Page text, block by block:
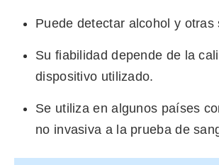
Puede detectar alcohol y otras
Su fiabilidad depende de la
dispositivo utilizado.
Se utiliza en algunos países
no invasiva a la prueba de